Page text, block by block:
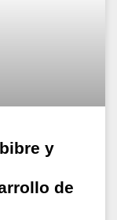
y
de